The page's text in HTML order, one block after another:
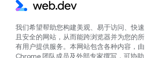
我们希望帮助您构建美观、易于访问、快速
且安全的网站，从而能跨浏览器并为您的所
有用户提供服务。本网站包含各种内容，由
Chrome 团队成员及外部专家撰写，可协助